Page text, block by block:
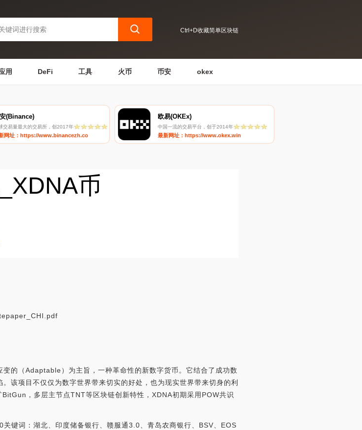
Ctrl+D收藏简单区块链
用 DeFi 工具 火币 币安 okex
(Binance)
交易量最大的交易所，创2017年
网址：https://www.binancezh.co
欧易(OKEx)
中国一流的交易平台，创于2014年
最新网址：https://www.okex.win
币
的（Adaptable）为主旨，一种革命性的新数字货币。它结合了成功数
该项目不仅仅为数字世界带来切实的好处，也为现实世界带来切身的利
，多层主节点TNT等区块链创新特性，XDNA初期采用POW共识
键词：湖北、印度储备银行、赣服通3.0、青岛农商银行、BSV、EOS